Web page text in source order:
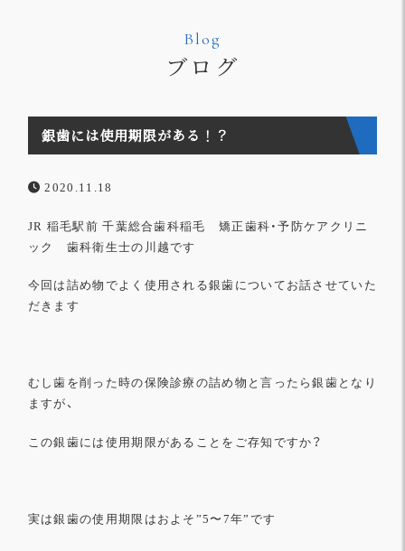
Blog
ブログ
銀歯には使用期限がある！？
2020.11.18
JR 稲毛駅前 千葉総合歯科稲毛 矯正歯科・予防ケアクリニ
ック
歯科衛生士の川越です
今回は詰め物でよく使用される銀歯についてお話させていた
だきます
むし歯を削った時の保険診療の詰め物と言ったら銀歯となり
ますが、
この銀歯には使用期限があることをご存知ですか？
実は銀歯の使用期限はおよそ”5〜7年”です